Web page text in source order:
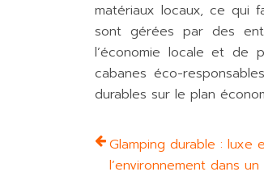
matériaux locaux, ce qui
sont gérées par des
l’économie locale et de
cabanes éco-
durables sur le plan
Glamping durable : luxe
l’environnement dans